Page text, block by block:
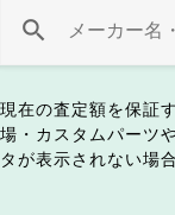
在の査定額を保証
・カスタムパーツ
が表示されない場